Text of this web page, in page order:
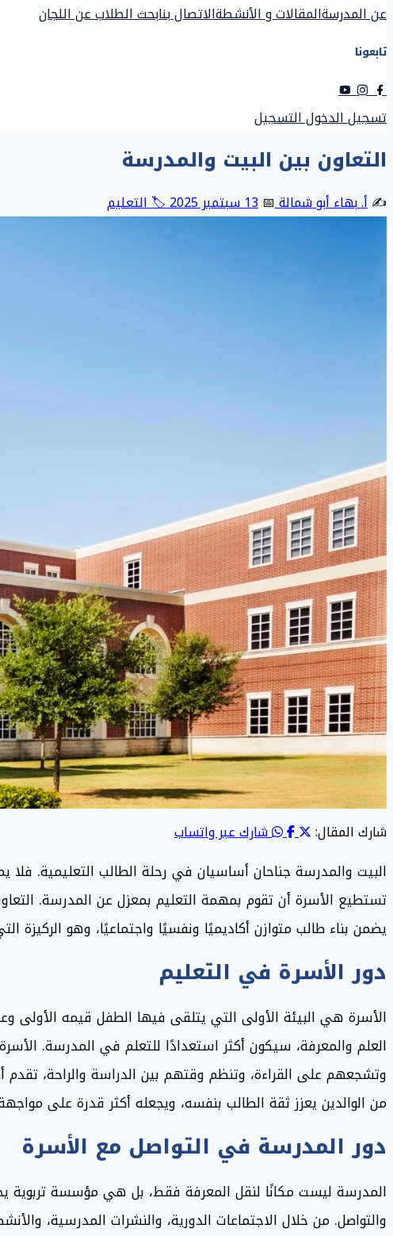
عن المدرسةالمقالات و الأنشطةالاتصال بنابحث الطلاب عن اللجان
تابعونا
تسجيل الدخولالتسجيل
التعاون بين البيت والمدرسة
✍️أ. بهاء أبو شمالة📅 13 سبتمبر 2025 🏷️ التعليم
شارك المقال: شارك عبر واتساب
البيت والمدرسة جناحان أساسيان في رحلة الطالب التعليمية. فلا
تستطيع الأسرة أن تقوم بمهمة التعليم بمعزل عن المدرسة.
يضمن بناء طالب متوازن أكاديميًا ونفسيًا واجتماعيًا، وهو الركيزة
دور الأسرة في التعليم
الأسرة هي البيئة الأولى التي يتلقى فيها الطفل قيمه الأولى
العلم والمعرفة، سيكون أكثر استعدادًا للتعلم في المدرسة.
وتشجعهم على القراءة، وتنظم وقتهم بين الدراسة والراحة،
من الوالدين يعزز ثقة الطالب بنفسه، ويجعله أكثر قدرة على
دور المدرسة في التواصل مع الأسرة
المدرسة ليست مكانًا لنقل المعرفة فقط، بل هي مؤسسة تربوية
والتواصل. من خلال الاجتماعات الدورية، والنشرات المدرسية،